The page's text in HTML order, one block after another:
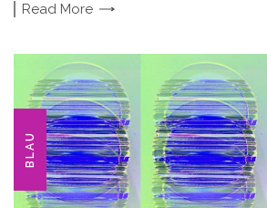
Read More
BLAU